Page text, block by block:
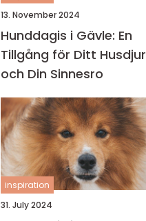
13. November 2024
Hunddagis i Gävle: En
Tillgång för Ditt Husdjur
och Din Sinnesro
inspiration
31. July 2024